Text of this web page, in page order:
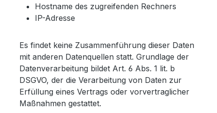
Hostname des zugreifenden Rechners
IP-Adresse
Es findet keine Zusammenführung dieser Daten
mit anderen Datenquellen statt. Grundlage der
Datenverarbeitung bildet Art. 6 Abs. 1 lit. b
DSGVO, der die Verarbeitung von Daten zur
Erfüllung eines Vertrags oder vorvertraglicher
Maßnahmen gestattet.